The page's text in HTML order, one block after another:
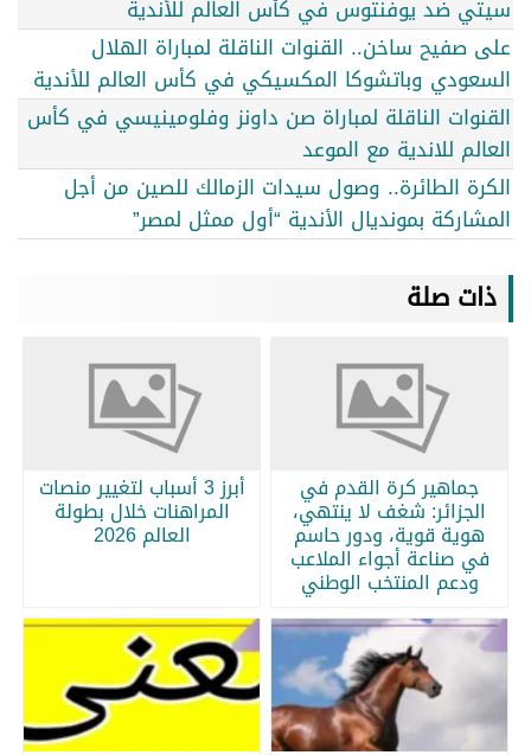
سيتي ضد يوفنتوس في كأس العالم للأندية
على صفيح ساخن.. القنوات الناقلة لمباراة الهلال
السعودي وباتشوكا المكسيكي في كأس العالم للأندية
القنوات الناقلة لمباراة صن داونز وفلومينيسي في كأس
العالم للاندية مع الموعد
الكرة الطائرة.. وصول سيدات الزمالك للصين من أجل
المشاركة بمونديال الأندية “أول ممثل لمصر”
ذات صلة
جماهير كرة القدم في
الجزائر: شغف لا ينتهي،
هوية قوية، ودور حاسم
في صناعة أجواء الملاعب
ودعم المنتخب الوطني
أبرز 3 أسباب لتغيير منصات
المراهنات خلال بطولة
العالم 2026